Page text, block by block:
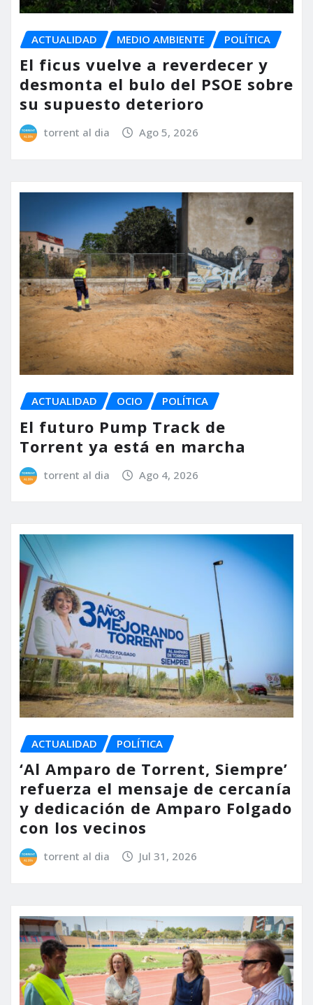
ACTUALIDAD MEDIO AMBIENTE POLÍTICA
El ficus vuelve a reverdecer y
desmonta el bulo del PSOE sobre
su supuesto deterioro
torrent al dia Ago 5, 2026
ACTUALIDAD OCIO POLÍTICA
El futuro Pump Track de
Torrent ya está en marcha
torrent al dia Ago 4, 2026
ACTUALIDAD POLÍTICA
‘Al Amparo de Torrent, Siempre’
refuerza el mensaje de cercanía
y dedicación de Amparo Folgado
con los vecinos
torrent al dia Jul 31, 2026